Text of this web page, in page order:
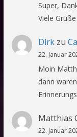
Super,
Viele
Dirkzu
22. Januar
Moin
dann
Matthias
22. Januar